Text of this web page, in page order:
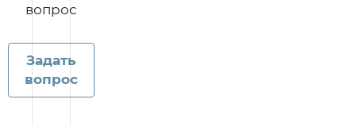
вопрос
Задать
вопрос